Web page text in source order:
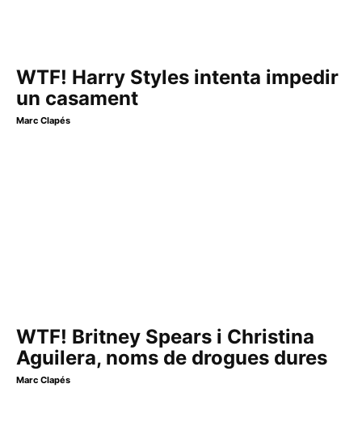
WTF! Harry Styles intenta impedir
un casament
Marc Clapés
WTF! Britney Spears i Christina
Aguilera, noms de drogues dures
Marc Clapés